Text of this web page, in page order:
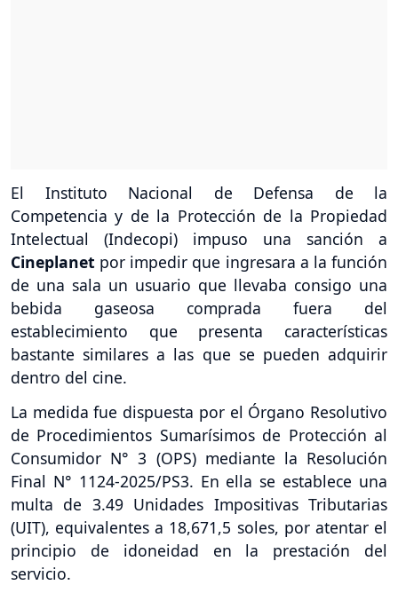
El Instituto Nacional de Defensa de la
Competencia y de la Protección de la Propiedad
Intelectual (Indecopi) impuso una sanción a
Cineplanet por impedir que ingresara a la función
de una sala un usuario que llevaba consigo una
bebida gaseosa comprada fuera del
establecimiento que presenta características
bastante similares a las que se pueden adquirir
dentro del cine.
La medida fue dispuesta por el Órgano Resolutivo
de Procedimientos Sumarísimos de Protección al
Consumidor N° 3 (OPS) mediante la Resolución
Final N° 1124-2025/PS3. En ella se establece una
multa de 3.49 Unidades Impositivas Tributarias
(UIT), equivalentes a 18,671,5 soles, por atentar el
principio de idoneidad en la prestación del
servicio.